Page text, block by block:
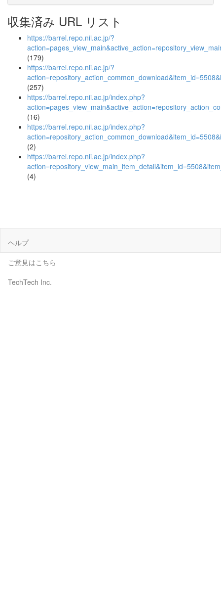
収集済み URL リスト
https://barrel.repo.nii.ac.jp/?
(179)
https://barrel.repo.nii.ac.jp/?
(257)
https://barrel.repo.nii.ac.jp/index.php?
(16)
https://barrel.repo.nii.ac.jp/index.php?
(2)
https://barrel.repo.nii.ac.jp/index.php?
(4)
ヘルプ
ご意見はこちら
TechTech Inc.